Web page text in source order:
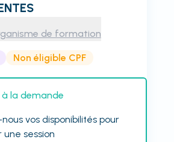
de formation
Non éligible CPF
à la demande
vos disponibilités pour
une session